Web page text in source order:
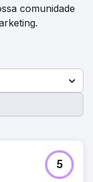
comunidade
5